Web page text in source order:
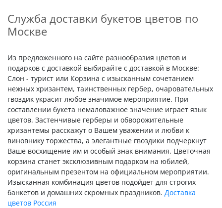
Служба доставки букетов цветов по
Москве
Из предложенного на сайте разнообразия цветов и
подарков с доставкой выбирайте с доставкой в Москве:
Слон - турист или Корзина с изысканным сочетанием
нежных хризантем, таинственных гербер, очаровательных
гвоздик украсит любое значимое мероприятие. При
составлении букета немаловажное значение играет язык
цветов. Застенчивые герберы и обворожительные
хризантемы расскажут о Вашем уважении и любви к
виновнику торжества, а элегантные гвоздики подчеркнут
Ваше восхищение им и особый знак внимания. Цветочная
корзина станет эксклюзивным подарком на юбилей,
оригинальным презентом на официальном мероприятии.
Изысканная комбинация цветов подойдет для строгих
банкетов и домашних скромных праздников. Доставка
цветов Россия